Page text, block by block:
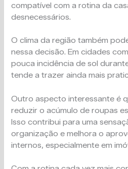
compatível com a rotina da
desnecessários.
O clima da região também
nessa decisão. Em cidades
pouca incidência de sol
tende a trazer ainda mais
Outro aspecto interessante é
reduzir o acúmulo de roupas
Isso contribui para uma
organização e melhora o
internos, especialmente em